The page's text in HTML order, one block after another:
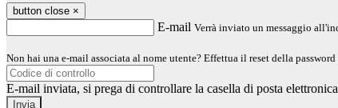
button close ×
E-mail Verrà inviato un messaggio
Non hai una e-mail associata al nome utente? Effettua il reset della
E-mail inviata, si prega di controllare la casella di posta